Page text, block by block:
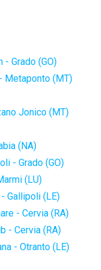
- Grado (GO)
Metaponto (MT)
Jonico (MT)
(NA)
- Grado (GO)
(LU)
Gallipoli (LE)
- Cervia (RA)
- Cervia (RA)
- Otranto (LE)